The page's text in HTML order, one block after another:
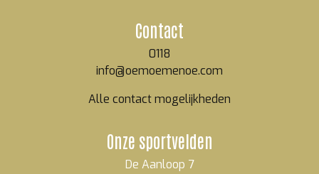
Contact
0118
info@oemoemenoe.com
Alle contact mogelijkheden
Onze sportvelden
De Aanloop 7